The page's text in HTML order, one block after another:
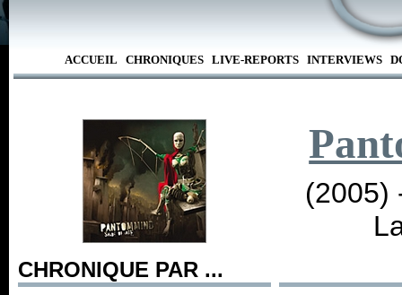
ACCUEIL CHRONIQUES LIVE-REPORTS INTERVIEWS
CHRONIQUE PAR ...